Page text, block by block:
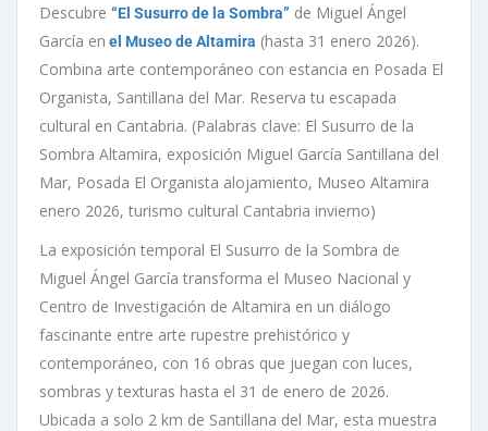
Descubre “El Susurro de la Sombra” de Miguel Ángel
García en el Museo de Altamira (hasta 31 enero 2026).
Combina arte contemporáneo con estancia en Posada El
Organista, Santillana del Mar. Reserva tu escapada
cultural en Cantabria. (Palabras clave: El Susurro de la
Sombra Altamira, exposición Miguel García Santillana del
Mar, Posada El Organista alojamiento, Museo Altamira
enero 2026, turismo cultural Cantabria invierno)
La exposición temporal El Susurro de la Sombra de
Miguel Ángel García transforma el Museo Nacional y
Centro de Investigación de Altamira en un diálogo
fascinante entre arte rupestre prehistórico y
contemporáneo, con 16 obras que juegan con luces,
sombras y texturas hasta el 31 de enero de 2026.
Ubicada a solo 2 km de Santillana del Mar, esta muestra